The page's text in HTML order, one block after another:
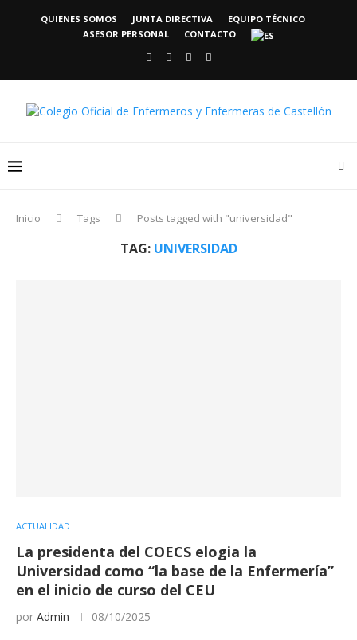
QUIENES SOMOS JUNTA DIRECTIVA
EQUIPO TÉCNICO
ASESOR PERSONAL
CONTACTO
Inicio Tags Posts tagged with "universidad"
TAG: UNIVERSIDAD
ACTUALIDAD
La presidenta del COECS elogia la
Universidad como “la base de la Enfermería”
en el inicio de curso del CEU
por Admin 08/10/2025